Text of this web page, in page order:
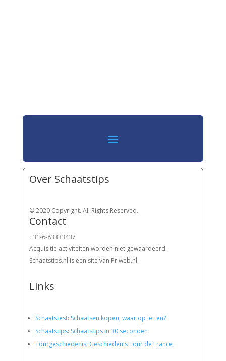
Over Schaatstips
© 2020 Copyright. All Rights Reserved.
Contact
+31-6-83333437
Acquisitie activiteiten worden niet gewaardeerd.
Schaatstips.nl is een site van Priweb.nl.
Links
Schaatstest: Schaatsen kopen, waar op letten?
Schaatstips: Schaatstips in 30 seconden
Tourgeschiedenis: Geschiedenis Tour de France